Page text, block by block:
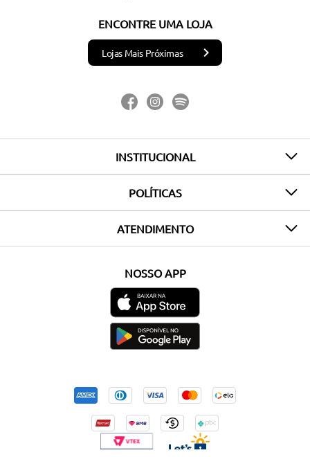
ENCONTRE UMA LOJA
Lojas Mais Próximas
INSTITUCIONAL
POLÍTICAS
ATENDIMENTO
NOSSO APP